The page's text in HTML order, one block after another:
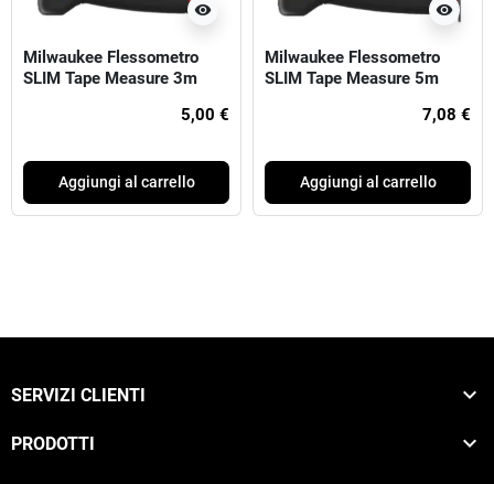
visibility
Milwaukee Flessometro
SLIM Tape Measure 3m
5,00 €
Aggiungi al carrello
visibility
Milwaukee Flessometro
SLIM Tape Measure 5m
7,08 €
Aggiungi al carrello
SERVIZI CLIENTI 
PRODOTTI 